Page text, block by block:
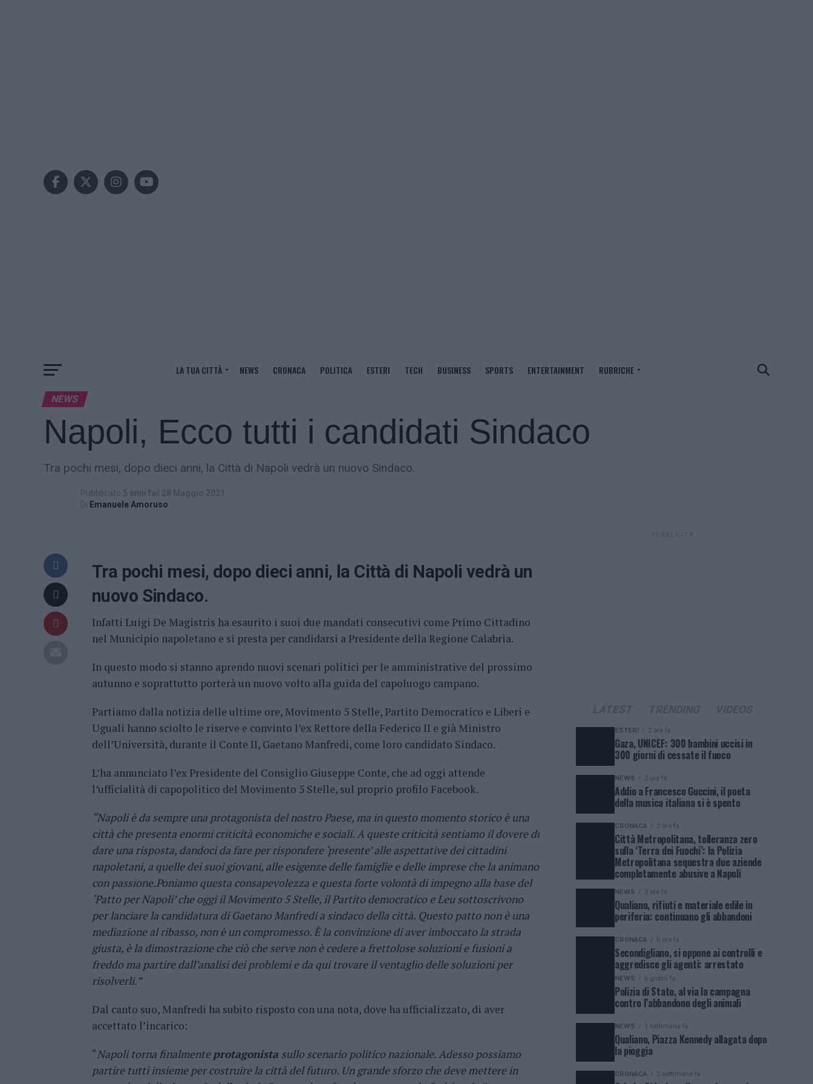
LA TUA CITTÀ NEWS CRONACA POLITICA ESTERI TECH BUSINESS SPORTS ENTERTAINMENT RUBRICHE
NEWS
Napoli, Ecco tutti i candidati Sindaco
Tra pochi mesi, dopo dieci anni, la Città di Napoli vedrà un nuovo Sindaco.
Pubblicato 5 anni fail 28 Maggio 2021
Di Emanuele Amoruso
Tra pochi mesi, dopo dieci anni, la Città di Napoli vedrà un
nuovo Sindaco.
Infatti Luigi De Magistris ha esaurito i suoi due mandati consecutivi come Primo Cittadino
nel Municipio napoletano e si presta per candidarsi a Presidente della Regione Calabria.
In questo modo si stanno aprendo nuovi scenari politici per le amministrative del prossimo
autunno e soprattutto porterà un nuovo volto alla guida del capoluogo campano.
Partiamo dalla notizia delle ultime ore, Movimento 5 Stelle, Partito Democratico e Liberi e
Uguali hanno sciolto le riserve e convinto l’ex Rettore della Federico II e già Ministro
dell’Università, durante il Conte II, Gaetano Manfredi, come loro candidato Sindaco.
L’ha annunciato l’ex Presidente del Consiglio Giuseppe Conte, che ad oggi attende
l’ufficialità di capopolitico del Movimento 5 Stelle, sul proprio profilo Facebook.
“Napoli è da sempre una protagonista del nostro Paese, ma in questo momento storico è una
città che presenta enormi criticità economiche e sociali. A queste criticità sentiamo il dovere di
dare una risposta, dandoci da fare per rispondere ‘presente’ alle aspettative dei cittadini
napoletani, a quelle dei suoi giovani, alle esigenze delle famiglie e delle imprese che la animano
con passione.Poniamo questa consapevolezza e questa forte volontà di impegno alla base del
‘Patto per Napoli’ che oggi il Movimento 5 Stelle, il Partito democratico e Leu sottoscrivono
per lanciare la candidatura di Gaetano Manfredi a sindaco della città. Questo patto non è una
mediazione al ribasso, non è un compromesso. È la convinzione di aver imboccato la strada
giusta, è la dimostrazione che ciò che serve non è cedere a frettolose soluzioni e fusioni a
freddo ma partire dall’analisi dei problemi e da qui trovare il ventaglio delle soluzioni per
risolverli.”
Dal canto suo, Manfredi ha subito risposto con una nota, dove ha ufficializzato, di aver
accettato l’incarico:
“Napoli torna finalmente protagonista sullo scenario politico nazionale. Adesso possiamo
partire tutti insieme per costruire la città del futuro. Un grande sforzo che deve mettere in
PUBBLICITÀ
ESTERI 2 ore fa
Gaza, UNICEF: 300 bambini uccisi in
300 giorni di cessate il fuoco
NEWS 2 ore fa
Addio a Francesco Guccini, il poeta
della musica italiana si è spento
CRONACA 2 ore fa
Città Metropolitana, tolleranza zero
sulla ‘Terra dei Fuochi’: la Polizia
Metropolitana sequestra due aziende
completamente abusive a Napoli
NEWS 3 ore fa
Qualiano, rifiuti e materiale edile in
periferia: continuano gli abbandoni
CRONACA 6 ore fa
Secondigliano, si oppone ai controlli e
aggredisce gli agenti: arrestato
NEWS 6 giorni fa
Polizia di Stato, al via la campagna
contro l’abbandono degli animali
NEWS 1 settimana fa
Qualiano, Piazza Kennedy allagata dopo
la pioggia
CRONACA 2 settimane fa